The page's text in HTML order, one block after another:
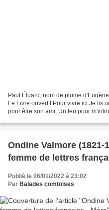
Paul Éluard, nom de plume
Le Livre ouvert I Pour vivre ici Je fis
pour être son ami, Un feu pour
Ondine Valmore (1821-
femme de lettres
Publié le 06/01/2022 à 23:02
Par Balades comtoises